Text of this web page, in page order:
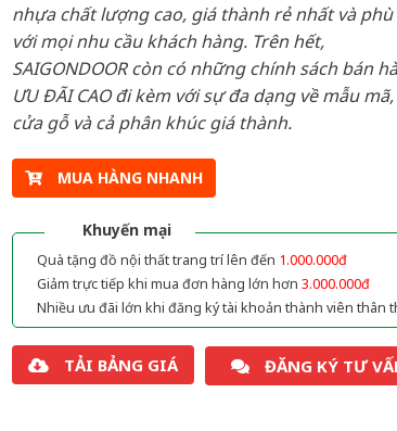
nhựa chất lượng cao, giá thành rẻ nhất và
với mọi nhu cầu khách hàng. Trên hết,
SAIGONDOOR còn có những chính sách bán
ƯU ĐÃI CAO đi kèm với sự đa dạng về mẫu
cửa gỗ và cả phân khúc giá thành.
MUA HÀNG NHANH
Khuyến mại
Quà tặng đồ nội thất trang trí lên đến 1.000.000đ
Giảm trực tiếp khi mua đơn hàng lớn hơn 3.000.000đ
Nhiều ưu đãi lớn khi đăng ký tài khoản thành viên thân
TẢI BẢNG GIÁ ĐĂNG KÝ TƯ